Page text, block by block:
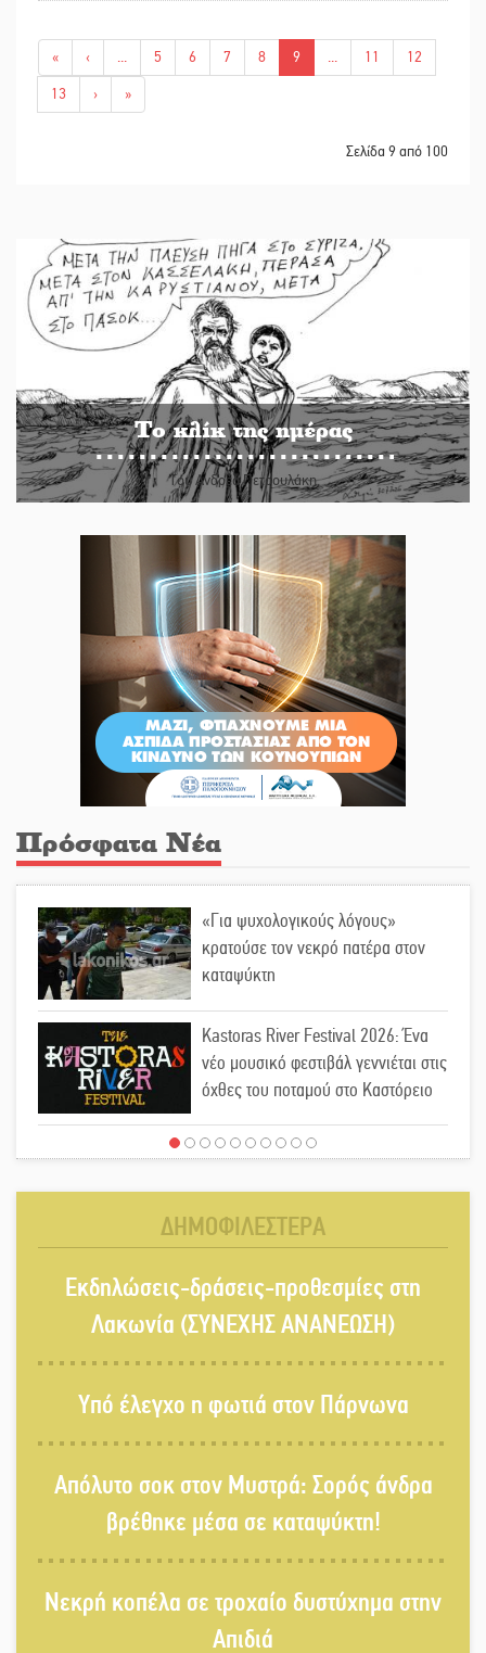
« ‹ ... 5 6 7 8 9 ... 11
12
13
› »
Σελίδα 9 από 100
Το κλίκ της ημέρας
Του Ανδρέα Πετρουλάκη
Πρόσφατα Νέα
«Για ψυχολογικούς λόγους»
κρατούσε τον νεκρό πατέρα στον
καταψύκτη
Kastoras River Festival 2026: Ένα
νέο μουσικό φεστιβάλ γεννιέται στις
όχθες του ποταμού στο Καστόρειο
Τα ζάρια παίρνουν «φωτιά» στην
Βραστού» στη Σοχά
τραπέζι του δημόσιου διαλόγου
Πολιτισμός και παράδοση δίνουν
ραντεβού στην Αγόριανη
Η Σοχά ετοιμάζεται για ένα
δυναμικό καλοκαιρινό party
ΔΗΜΟΦΙΛΕΣΤΕΡΑ
Εκδηλώσεις-δράσεις-προθεσμίες στη
Λακωνία (ΣΥΝΕΧΗΣ ΑΝΑΝΕΩΣΗ)
Υπό έλεγχο η φωτιά στον Πάρνωνα
Απόλυτο σοκ στον Μυστρά: Σορός άνδρα
βρέθηκε μέσα σε καταψύκτη!
Νεκρή κοπέλα σε τροχαίο δυστύχημα στην
Απιδιά